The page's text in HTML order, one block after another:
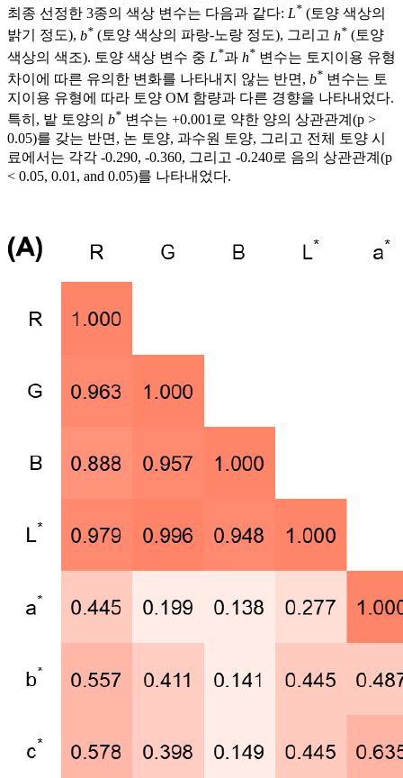
최종 선정한 3종의 색상 변수는 다음과 같다: L* (토양 색상의
밝기 정도), b* (토양 색상의 파랑-노랑 정도), 그리고 h* (토양
색상의 색조). 토양 색상 변수 중 L*과 h* 변수는 토지이용 유형
차이에 따른 유의한 변화를 나타내지 않는 반면, b* 변수는 토
지이용 유형에 따라 토양 OM 함량과 다른 경향을 나타내었다.
특히, 밭 토양의 b* 변수는 +0.001로 약한 양의 상관관계(p >
0.05)를 갖는 반면, 논 토양, 과수원 토양, 그리고 전체 토양 시
료에서는 각각 -0.290, -0.360, 그리고 -0.240로 음의 상관관계(p
< 0.05, 0.01, and 0.05)를 나타내었다.